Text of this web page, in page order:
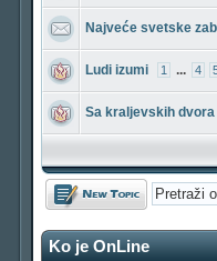
Najveće svetske
Ludi izumi 1 ... 4
Sa kraljevskih dvora
Počni novu temu
Ko je OnLine